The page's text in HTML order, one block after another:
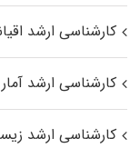
کارشناسی ارشد
کارشناسی ارشد آمار
کارشناسی ارشد